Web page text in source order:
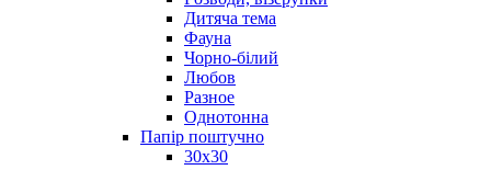
Дитяча тема
Фауна
Чорно-білий
Любов
Разное
Однотонна
Папір поштучно
30х30